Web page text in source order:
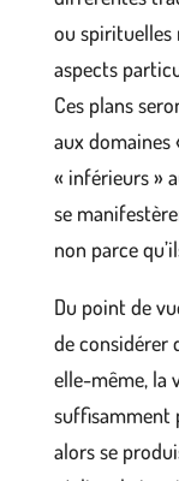
ou spirituelles
aspects
Ces plans
aux domaines
« inférieurs »
se
non parce
Du point de
de considérer
elle-même, la
suffisamment
alors se